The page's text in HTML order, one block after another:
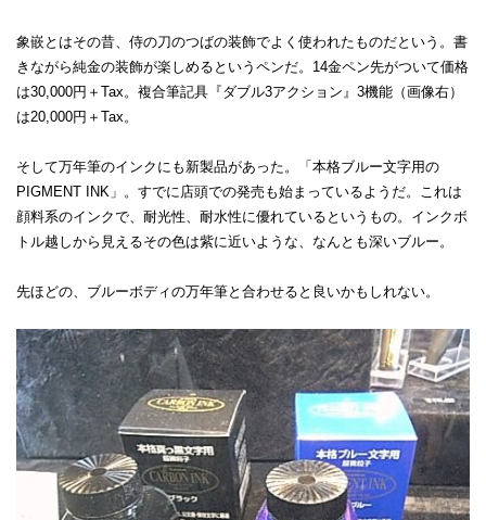
象嵌とはその昔、侍の刀のつばの装飾でよく使われたものだという。書
きながら純金の装飾が楽しめるというペンだ。14金ペン先がついて価格
は30,000円＋Tax。複合筆記具『ダブル3アクション』3機能（画像右）
は20,000円＋Tax。
そして万年筆のインクにも新製品があった。「本格ブルー文字用の
PIGMENT INK」。すでに店頭での発売も始まっているようだ。これは
顔料系のインクで、耐光性、耐水性に優れているというもの。インクボ
トル越しから見えるその色は紫に近いような、なんとも深いブルー。
先ほどの、ブルーボディの万年筆と合わせると良いかもしれない。